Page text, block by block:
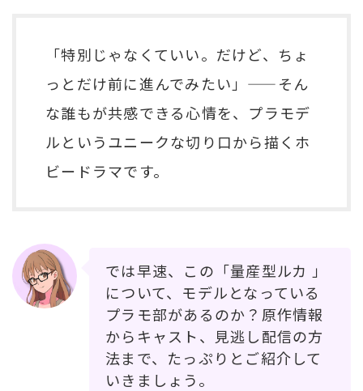
「特別じゃなくていい。だけど、ちょ
っとだけ前に進んでみたい」——そん
な誰もが共感できる心情を、プラモデ
ルというユニークな切り口から描くホ
ビードラマです。
では早速、この「量産型ルカ 」
について、モデルとなっている
プラモ部があるのか？原作情報
からキャスト、見逃し配信の方
法まで、たっぷりとご紹介して
いきましょう。